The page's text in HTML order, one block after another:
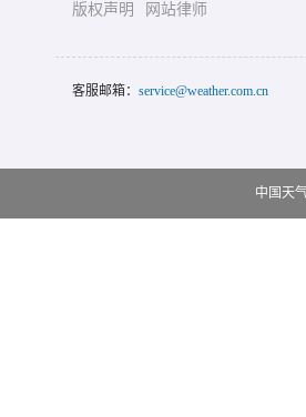
版权声明
网站律师
客服邮箱： service@weather.com.cn
中国天